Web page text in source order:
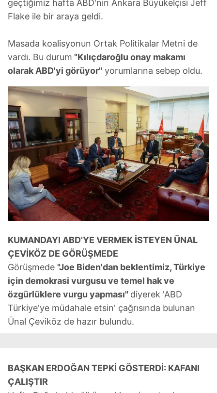
geçtiğimiz hafta ABD'nin Ankara Büyükelçisi Jeff
Flake ile bir araya geldi.
Masada koalisyonun Ortak Politikalar Metni de
vardı. Bu durum "Kılıçdaroğlu onay makamı
olarak ABD'yi görüyor" yorumlarına sebep oldu.
KUMANDAYI ABD'YE VERMEK İSTEYEN ÜNAL
ÇEVİKÖZ DE GÖRÜŞMEDE
Görüşmede "Joe Biden'dan beklentimiz, Türkiye
için demokrasi vurgusu ve temel hak ve
özgürlüklere vurgu yapması" diyerek 'ABD
Türkiye'ye müdahale etsin' çağrısında bulunan
Ünal Çeviköz de hazır bulundu.
BAŞKAN ERDOĞAN TEPKİ GÖSTERDİ: KAFANI
ÇALIŞTIR